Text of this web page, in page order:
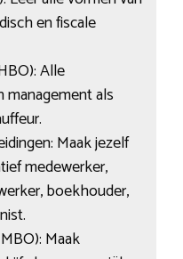
en fiscale
Alle
als
Maak jezelf
medewerker,
boekhouder,
Maak